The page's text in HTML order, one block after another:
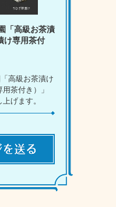
「高級お茶漬
け専用茶付
高級お茶漬け
茶付き）」
げます。